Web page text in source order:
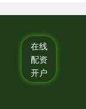
在线
配资
开户